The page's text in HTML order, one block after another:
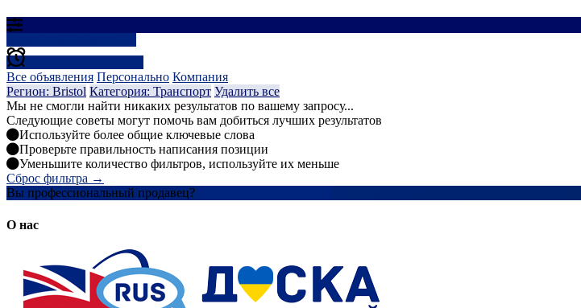
Все объявления Персонально Компания
Регион: Bristol Категория: Транспорт Удалить все
Мы не смогли найти никаких результатов по вашему запросу...
Следующие советы могут помочь вам добиться лучших результатов
Используйте более общие ключевые слова
Проверьте правильность написания позиции
Уменьшите количество фильтров, используйте их меньше
Сброс фильтра →
Вы профессиональный продавец?
О нас